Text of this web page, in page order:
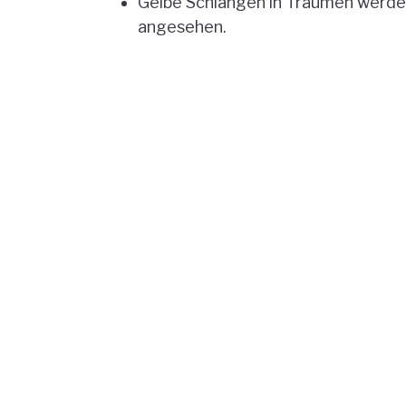
angesehen.